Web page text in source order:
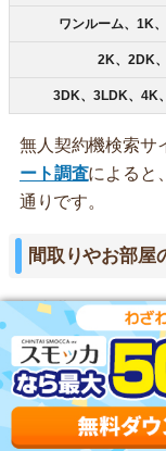
ワンルーム、1K
2K、2DK
3DK、3LDK、4K
無人契約機検索サ
ート調査によると
通りです。
間取りやお部屋
退去費用は間取り
変わります。
お部屋の中でタバ
どい、故意に傷つ